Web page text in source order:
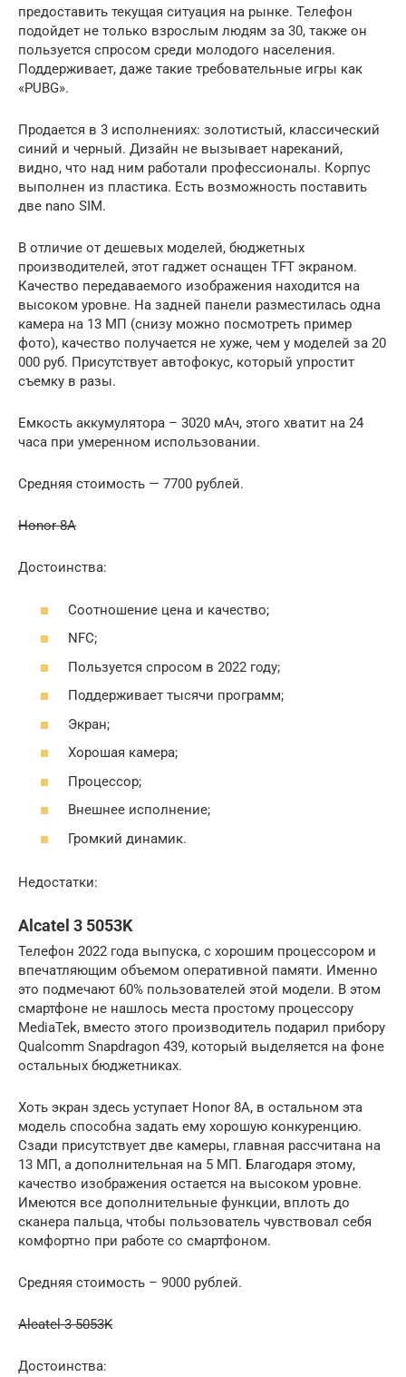
предоставить текущая ситуация на рынке. Телефон
подойдет не только взрослым людям за 30, также он
пользуется спросом среди молодого населения.
Поддерживает, даже такие требовательные игры как
«PUBG».
Продается в 3 исполнениях: золотистый, классический
синий и черный. Дизайн не вызывает нареканий,
видно, что над ним работали профессионалы. Корпус
выполнен из пластика. Есть возможность поставить
две nano SIM.
В отличие от дешевых моделей, бюджетных
производителей, этот гаджет оснащен TFT экраном.
Качество передаваемого изображения находится на
высоком уровне. На задней панели разместилась одна
камера на 13 МП (снизу можно посмотреть пример
фото), качество получается не хуже, чем у моделей за 20
000 руб. Присутствует автофокус, который упростит
съемку в разы.
Емкость аккумулятора – 3020 мАч, этого хватит на 24
часа при умеренном использовании.
Средняя стоимость — 7700 рублей.
Honor 8A
Достоинства:
Соотношение цена и качество;
NFC;
Пользуется спросом в 2022 году;
Поддерживает тысячи программ;
Экран;
Хорошая камера;
Процессор;
Внешнее исполнение;
Громкий динамик.
Недостатки:
Alcatel 3 5053K
Телефон 2022 года выпуска, с хорошим процессором и
впечатляющим объемом оперативной памяти. Именно
это подмечают 60% пользователей этой модели. В этом
смартфоне не нашлось места простому процессору
MediaTek, вместо этого производитель подарил прибору
Qualcomm Snapdragon 439, который выделяется на фоне
остальных бюджетниках.
Хоть экран здесь уступает Honor 8A, в остальном эта
модель способна задать ему хорошую конкуренцию.
Сзади присутствует две камеры, главная рассчитана на
13 МП, а дополнительная на 5 МП. Благодаря этому,
качество изображения остается на высоком уровне.
Имеются все дополнительные функции, вплоть до
сканера пальца, чтобы пользователь чувствовал себя
комфортно при работе со смартфоном.
Средняя стоимость – 9000 рублей.
Alcatel 3 5053K
Достоинства: